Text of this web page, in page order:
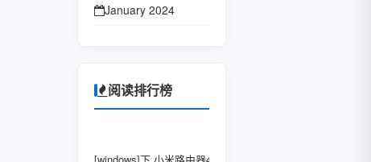
January 2024
June 2022
阅读排行榜
[windows]下 小米路由器4C刷入openwrt固件